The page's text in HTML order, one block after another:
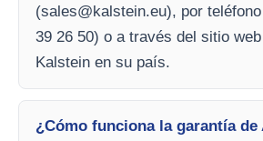
(sales@kalstein.eu), por
39 26 50) o a través del sitio
Kalstein en su país.
¿Cómo funciona la garantía de